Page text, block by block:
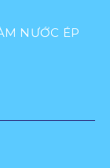
NƯỚC ÉP